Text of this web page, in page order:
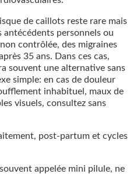
de caillots reste rare mais
antécédents personnels ou
contrôlée, des migraines
35 ans. Dans ces cas,
souvent une alternative sans
simple: en cas de douleur
inhabituel, maux de
visuels, consultez sans
post-partum et cycles
appelée mini pilule, ne